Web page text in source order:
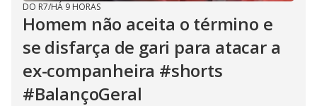
DO R7/HÁ 9 HORAS
Homem não aceita o término e
se disfarça de gari para atacar a
ex-companheira #shorts
#BalançoGeral